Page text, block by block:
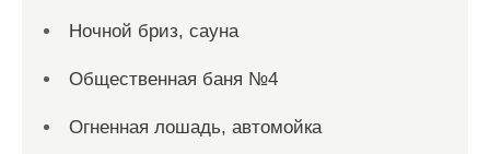
Ночной бриз, сауна
Общественная баня №4
Огненная лошадь, автомойка